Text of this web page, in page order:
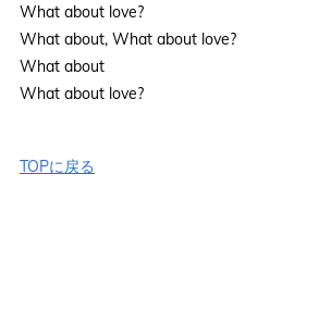
What about love?
What about, What about love?
What about
What about love?
TOPに戻る